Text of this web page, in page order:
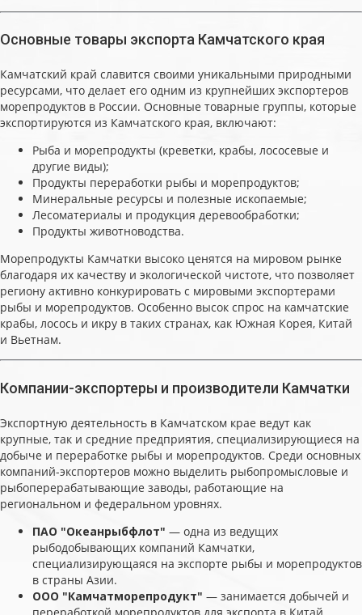
Основные товары экспорта Камчатского края
Камчатский край славится своими уникальными природными
ресурсами, что делает его одним из крупнейших экспортеров
морепродуктов в России. Основные товарные группы, которые
экспортируются из Камчатского края, включают:
Рыба и морепродукты (креветки, крабы, лососевые и
другие виды);
Продукты переработки рыбы и морепродуктов;
Минеральные ресурсы и полезные ископаемые;
Лесоматериалы и продукция деревообработки;
Продукты животноводства.
Морепродукты Камчатки высоко ценятся на мировом рынке
благодаря их качеству и экологической чистоте, что позволяет
региону активно конкурировать с мировыми экспортерами
рыбы и морепродуктов. Особенно высок спрос на камчатские
крабы, лосось и икру в таких странах, как Южная Корея, Китай
и Вьетнам.
Компании-экспортеры и производители Камчатки
Экспортную деятельность в Камчатском крае ведут как
крупные, так и средние предприятия, специализирующиеся на
добыче и переработке рыбы и морепродуктов. Среди основных
компаний-экспортеров можно выделить рыбопромысловые и
рыбоперерабатывающие заводы, работающие на
региональном и федеральном уровнях.
ПАО "Океанрыбфлот" — одна из ведущих
рыбодобывающих компаний Камчатки,
специализирующаяся на экспорте рыбы и морепродуктов
в страны Азии.
ООО "Камчатморепродукт" — занимается добычей и